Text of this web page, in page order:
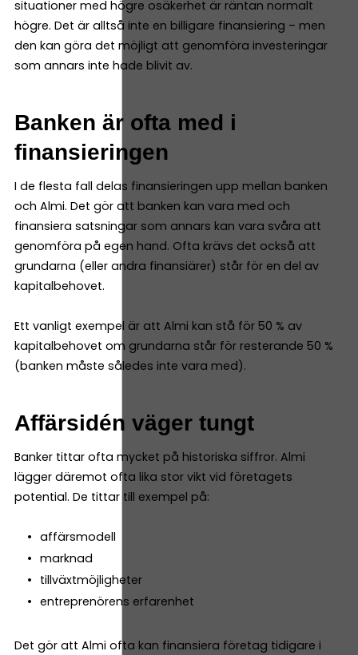
situationer med högre osäkerhet är räntan normalt
högre. Det är alltså inte en billigare finansiering – men
den kan göra det möjligt att genomföra investeringar
som annars inte hade blivit av.
Banken är ofta med i
finansieringen
I de flesta fall delas finansieringen upp mellan banken
och Almi. Det gör att banken kan vara med och
finansiera satsningar som annars kan vara svåra att
genomföra på egen hand. Ofta krävs det också att
grundarna (eller andra finansiärer) står för en del av
kapitalbehovet.
Ett vanligt exempel är att Almi kan stå för 50 % av
kapitalbehovet om grundarna står för resterande 50 %
(banken måste således inte vara med).
Affärsidén väger tungt
Banker tittar ofta mycket på historiska siffror. Almi
lägger däremot ofta lika stor vikt vid företagets
potential. De tittar till exempel på:
affärsmodell
marknad
tillväxtmöjligheter
entreprenörens erfarenhet
Det gör att Almi ofta kan finansiera företag tidigare i